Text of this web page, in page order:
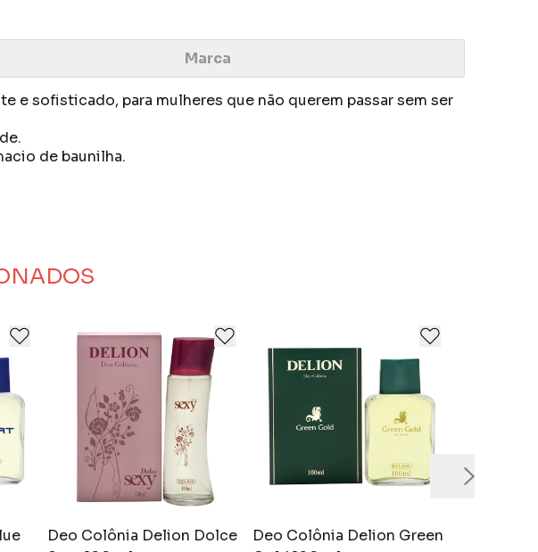
Marca
e sofisticado, para mulheres que não querem passar sem ser
de baunilha.
Deo Colônia Delion Dolce
Deo Colônia Delion Green